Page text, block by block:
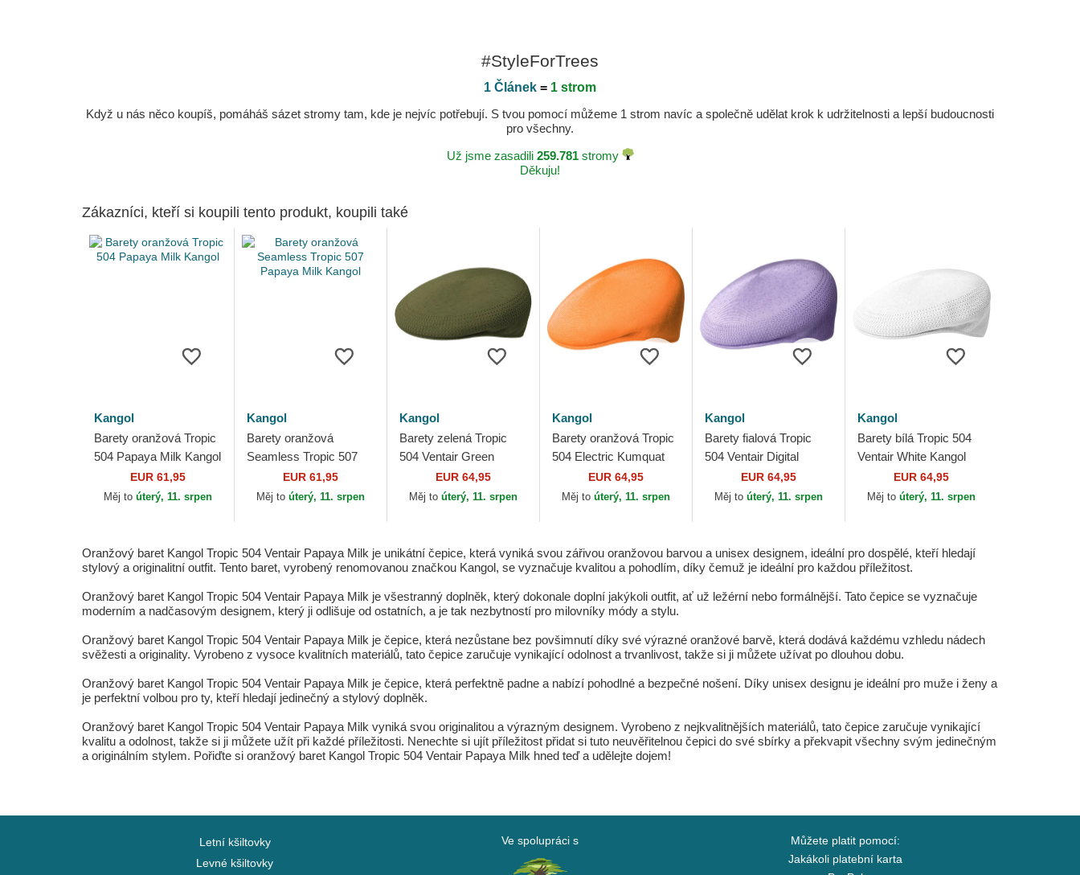
#StyleForTrees
1 Článek = 1 strom
Když u nás něco koupíš, pomáháš sázet stromy tam, kde je nejvíc potřebují. S tvou pomocí můžeme 1 strom navíc a společně udělat krok k udržitelnosti a lepší budoucnosti
pro všechny.
Už jsme zasadili 259.781stromy
Děkuju!
Zákazníci, kteří si koupili tento produkt, koupili také
Kangol
Barety oranžová Tropic
504 Papaya Milk Kangol
EUR 61,95
Měj to úterý, 11. srpen
Kangol
Barety oranžová
Seamless Tropic 507
Papaya Milk Kangol
EUR 61,95
Měj to úterý, 11. srpen
Kangol
Barety zelená Tropic
504 Ventair Green
EUR 64,95
Měj to úterý, 11. srpen
Kangol
Barety oranžová Tropic
504 Electric Kumquat
EUR 64,95
Měj to úterý, 11. srpen
Kangol
Barety fialová Tropic
504 Ventair Digital
Lavender Kangol
EUR 64,95
Měj to úterý, 11. srpen
Kangol
Barety bílá Tropic 504
Ventair White Kangol
EUR 64,95
Měj toúterý, 11. srpen
Oranžový baret Kangol Tropic 504 Ventair Papaya Milk je unikátní čepice, která vyniká svou zářivou oranžovou barvou a unisex designem, ideální pro dospělé, kteří hledají
stylový a originalitní outfit. Tento baret, vyrobený renomovanou značkou Kangol, se vyznačuje kvalitou a pohodlím, díky čemuž je ideální pro každou příležitost.
Oranžový baret Kangol Tropic 504 Ventair Papaya Milk je všestranný doplněk, který dokonale doplní jakýkoli outfit, ať už ležérní nebo formálnější. Tato čepice se vyznačuje
moderním a nadčasovým designem, který ji odlišuje od ostatních, a je tak nezbytností pro milovníky módy a stylu.
Oranžový baret Kangol Tropic 504 Ventair Papaya Milk je čepice, která nezůstane bez povšimnutí díky své výrazné oranžové barvě, která dodává každému vzhledu nádech
svěžesti a originality. Vyrobeno z vysoce kvalitních materiálů, tato čepice zaručuje vynikající odolnost a trvanlivost, takže si ji můžete užívat po dlouhou dobu.
Oranžový baret Kangol Tropic 504 Ventair Papaya Milk je čepice, která perfektně padne a nabízí pohodlné a bezpečné nošení. Díky unisex designu je ideální pro muže i ženy a
je perfektní volbou pro ty, kteří hledají jedinečný a stylový doplněk.
Oranžový baret Kangol Tropic 504 Ventair Papaya Milk vyniká svou originalitou a výrazným designem. Vyrobeno z nejkvalitnějších materiálů, tato čepice zaručuje vynikající
kvalitu a odolnost, takže si ji můžete užít při každé příležitosti. Nenechte si ujít příležitost přidat si tuto neuvěřitelnou čepici do své sbírky a překvapit všechny svým jedinečným
a originálním stylem. Pořiďte si oranžový baret Kangol Tropic 504 Ventair Papaya Milk hned teď a udělejte dojem!
Letní kšiltovky
Levné kšiltovky
Ve spolupráci s
Můžete platit pomocí:
Jakákoli platební karta